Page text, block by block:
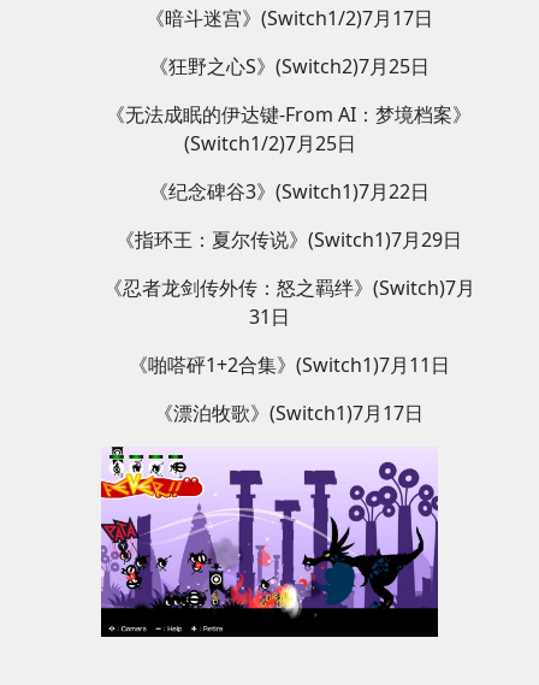
《暗斗迷宫》(Switch1/2)7月17日
《狂野之心S》(Switch2)7月25日
《无法成眠的伊达键-From AI：梦境档案》
(Switch1/2)7月25日
《纪念碑谷3》(Switch1)7月22日
《指环王：夏尔传说》(Switch1)7月29日
《忍者龙剑传外传：怒之羁绊》(Switch)7月
31日
《啪嗒砰1+2合集》(Switch1)7月11日
《漂泊牧歌》(Switch1)7月17日